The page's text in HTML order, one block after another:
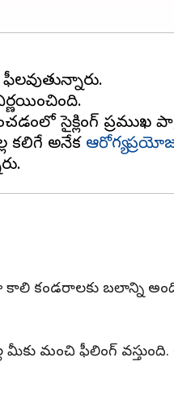
సైక్లింగ్ ప్రముఖ
కలిగే అనేక ఆరోగ్య
కండరాలకు బలాన్ని
మీకు మంచి ఫీలింగ్